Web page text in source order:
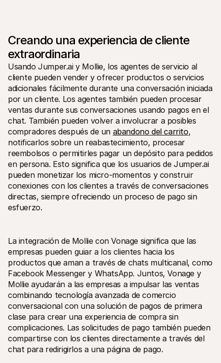
Creando una experiencia de cliente
extraordinaria
Usando Jumper.ai y Mollie, los agentes de servicio al
cliente pueden vender y ofrecer productos o servicios
adicionales fácilmente durante una conversación iniciada
por un cliente. Los agentes también pueden procesar
ventas durante sus conversaciones usando pagos en el
chat. También pueden volver a involucrar a posibles
compradores después de un abandono del carrito,
notificarlos sobre un reabastecimiento, procesar
reembolsos o permitirles pagar un depósito para pedidos
en persona. Esto significa que los usuarios de Jumper.ai
pueden monetizar los micro-momentos y construir
conexiones con los clientes a través de conversaciones
directas, siempre ofreciendo un proceso de pago sin
esfuerzo.
La integración de Mollie con Vonage significa que las
empresas pueden guiar a los clientes hacia los
productos que aman a través de chats multicanal, como
Facebook Messenger y WhatsApp. Juntos, Vonage y
Mollie ayudarán a las empresas a impulsar las ventas
combinando tecnología avanzada de comercio
conversacional con una solución de pagos de primera
clase para crear una experiencia de compra sin
complicaciones. Las solicitudes de pago también pueden
compartirse con los clientes directamente a través del
chat para redirigirlos a una página de pago.